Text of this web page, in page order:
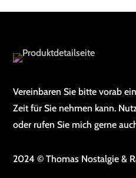
Vereinbaren Sie bitte vorab
Zeit für Sie nehmen kann.
oder rufen Sie mich gerne
2024 © Thomas Nostalgie &